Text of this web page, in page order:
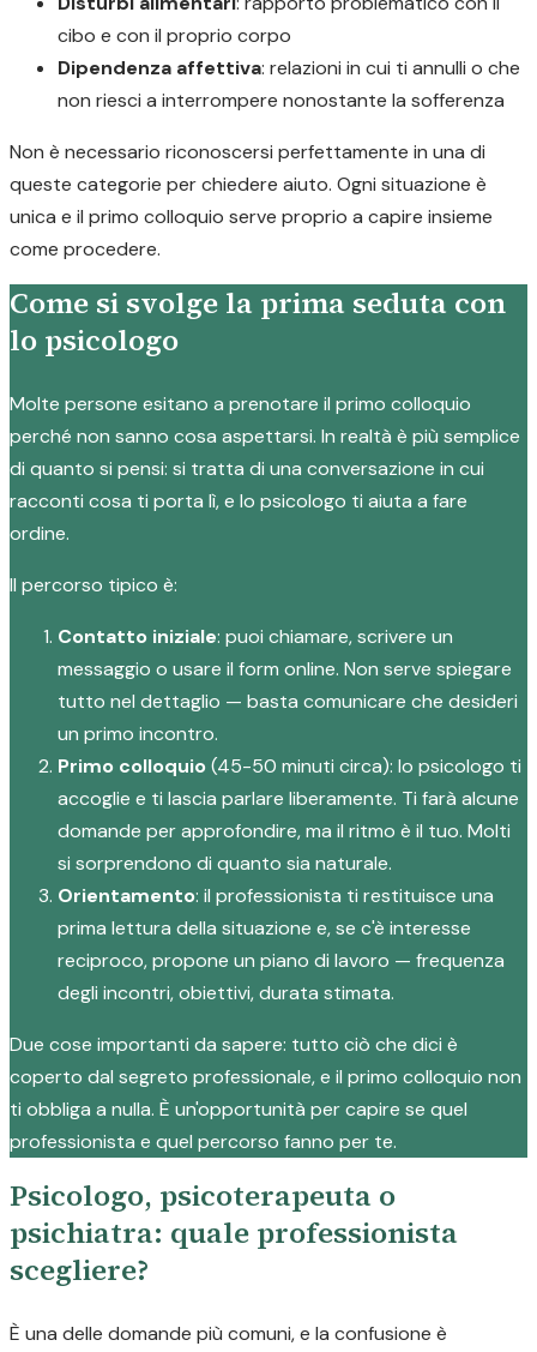
cibo e con il proprio corpo
Dipendenza affettiva: relazioni in cui ti annulli o che
non riesci a interrompere nonostante la sofferenza
Non è necessario riconoscersi perfettamente in una di
queste categorie per chiedere aiuto. Ogni situazione è
unica e il primo colloquio serve proprio a capire insieme
come procedere.
Come si svolge la prima seduta con
lo psicologo
Molte persone esitano a prenotare il primo colloquio
perché non sanno cosa aspettarsi. In realtà è più semplice
di quanto si pensi: si tratta di una conversazione in cui
racconti cosa ti porta lì, e lo psicologo ti aiuta a fare
ordine.
Il percorso tipico è:
Contatto iniziale: puoi chiamare, scrivere un
messaggio o usare il form online. Non serve spiegare
tutto nel dettaglio — basta comunicare che desideri
un primo incontro.
Primo colloquio(45-50 minuti circa): lo psicologo ti
accoglie e ti lascia parlare liberamente. Ti farà alcune
domande per approfondire, ma il ritmo è il tuo. Molti
si sorprendono di quanto sia naturale.
Orientamento: il professionista ti restituisce una
prima lettura della situazione e, se c'è interesse
reciproco, propone un piano di lavoro — frequenza
degli incontri, obiettivi, durata stimata.
Due cose importanti da sapere: tutto ciò che dici è
coperto dal segreto professionale, e il primo colloquio non
ti obbliga a nulla. È un'opportunità per capire se quel
professionista e quel percorso fanno per te.
Psicologo, psicoterapeuta o
psichiatra: quale professionista
scegliere?
È una delle domande più comuni, e la confusione è